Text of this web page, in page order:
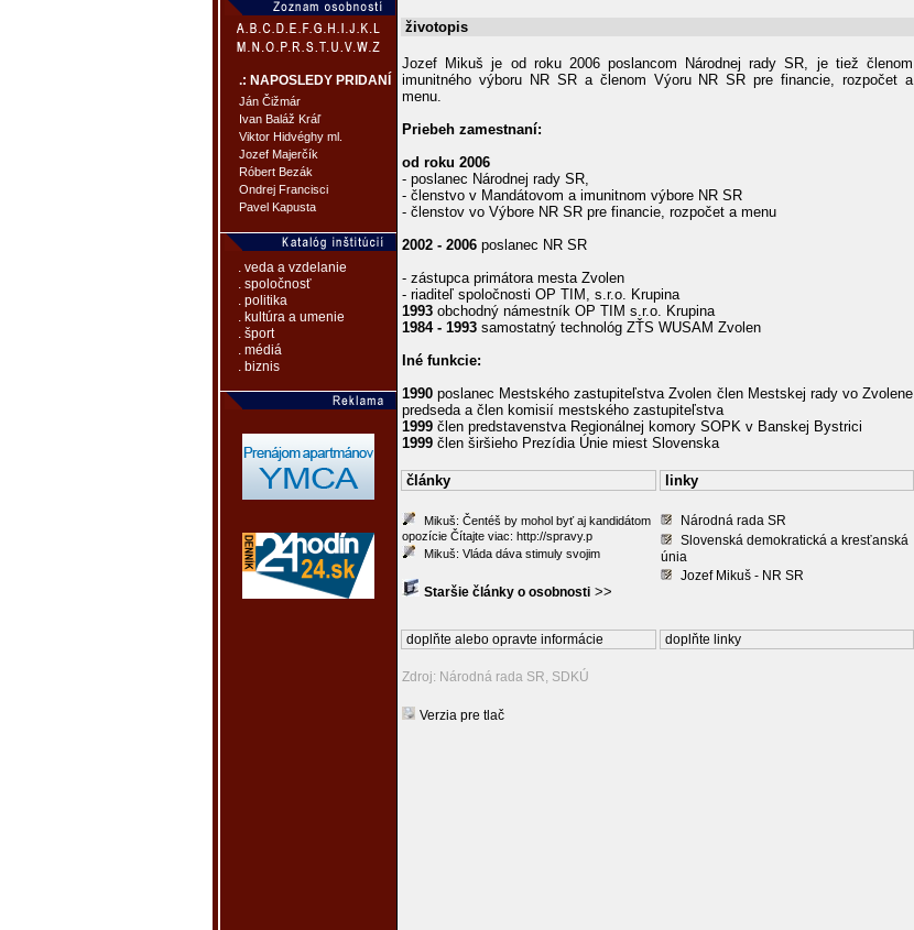
.: NAPOSLEDY PRIDANÍ
Ján Čižmár
Ivan Baláž Kráľ
Viktor Hidvéghy ml.
Jozef Majerčík
Róbert Bezák
Ondrej Francisci
Pavel Kapusta
. veda a vzdelanie
. spoločnosť
. politika
. kultúra a umenie
. šport
. médiá
. biznis
životopis
Jozef Mikuš je od roku 2006 poslancom Národnej rady SR, je tiež členom
imunitného výboru NR SR a členom Výoru NR SR pre financie, rozpočet a
menu.
Priebeh zamestnaní:
od roku 2006
- poslanec Národnej rady SR,
- členstvo v Mandátovom a imunitnom výbore NR SR
- členstov vo Výbore NR SR pre financie, rozpočet a menu
2002 - 2006 poslanec NR SR
- zástupca primátora mesta Zvolen
- riaditeľ spoločnosti OP TIM, s.r.o. Krupina
1993 obchodný námestník OP TIM s.r.o. Krupina
1984 - 1993 samostatný technológ ZŤS WUSAM Zvolen
Iné funkcie:
1990 poslanec Mestského zastupiteľstva Zvolen člen Mestskej rady vo Zvolene
predseda a člen komisií mestského zastupiteľstva
1999 člen predstavenstva Regionálnej komory SOPK v Banskej Bystrici
1999 člen širšieho Prezídia Únie miest Slovenska
články linky
Mikuš: Čentéš by mohol byť aj kandidátom
opozície Čítajte viac: http://spravy.p
Mikuš: Vláda dáva stimuly svojim
Staršie články o osobnosti >>
Národná rada SR
Slovenská demokratická a kresťanská
únia
Jozef Mikuš - NR SR
doplňte alebo opravte informácie doplňte linky
Zdroj: Národná rada SR, SDKÚ
Verzia pre tlač